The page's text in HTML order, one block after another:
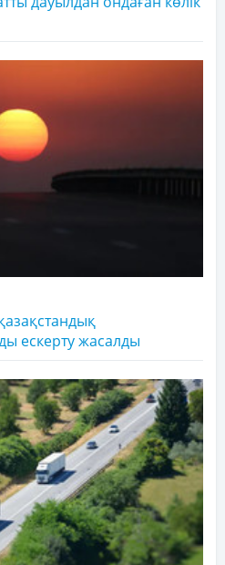
ескерту жасалды